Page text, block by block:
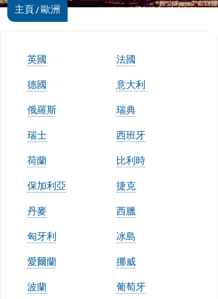
主頁 歐洲
英國
法國
德國
意大利
俄羅斯
瑞典
瑞士
西班牙
荷蘭
比利時
保加利亞
捷克
丹麥
西臘
匈牙利
冰島
愛爾蘭
挪威
波蘭
葡萄牙